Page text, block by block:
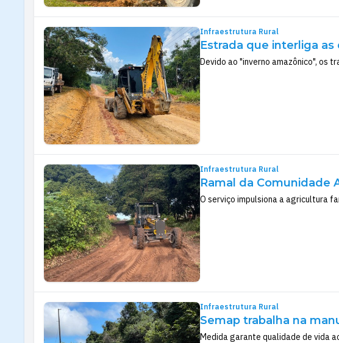
Infraestrutura Rural
Estrada que interliga
Devido ao "inverno amazônico", os
Infraestrutura Rural
Ramal da Comunidade
O serviço impulsiona a agricultura
Infraestrutura Rural
Semap trabalha na
Medida garante qualidade de vida